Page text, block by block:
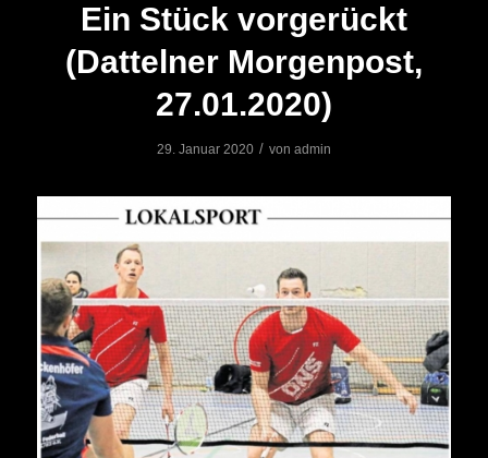
Ein Stück vorgerückt
(Dattelner Morgenpost,
27.01.2020)
29. Januar 2020 / von admin